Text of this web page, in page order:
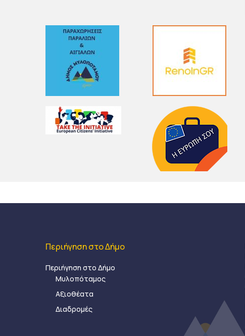
Περιήγηση στο Δήμο
Περιήγηση στο Δήμο
Μυλοπόταμος
Αξιοθέατα
Διαδρομές